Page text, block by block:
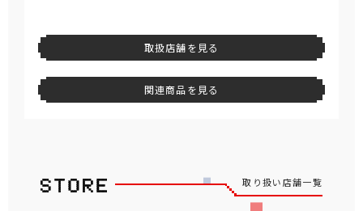
取扱店舗を見る
関連商品を見る
取り扱い店舗一覧